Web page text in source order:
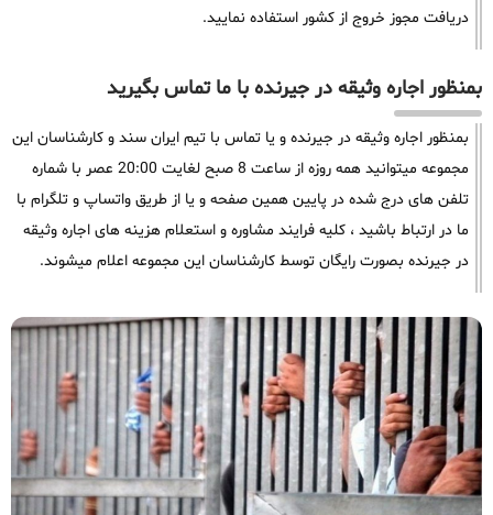
دریافت مجوز خروج از کشور استفاده نمایید.
بمنظور اجاره وثیقه در جیرنده با ما تماس بگیرید
بمنظور اجاره وثیقه در جیرنده و یا تماس با تیم ایران سند و کارشناسان این
مجموعه میتوانید همه روزه از ساعت 8 صبح لغایت 20:00 عصر با شماره
تلفن های درج شده در پایین همین صفحه و یا از طریق واتساپ و تلگرام با
ما در ارتباط باشید ، کلیه فرایند مشاوره و استعلام هزینه های اجاره وثیقه
در جیرنده بصورت رایگان توسط کارشناسان این مجموعه اعلام میشوند.